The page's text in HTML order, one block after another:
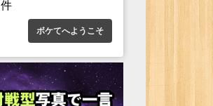
件
ボケてへようこそ